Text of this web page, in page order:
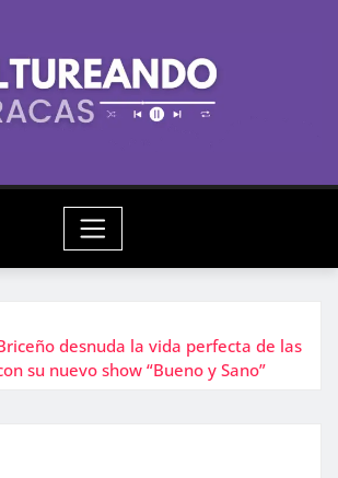
desnuda la vida perfecta de las
su nuevo show “Bueno y Sano”